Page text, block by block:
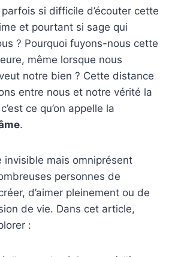
si difficile d’écouter cette
et pourtant si sage qui
? Pourquoi fuyons-nous cette
même lorsque nous
notre bien ? Cette distance
entre nous et notre vérité la
ce qu’on appelle la
.
invisible mais omniprésent
personnes de
d’aimer pleinement ou de
de vie. Dans cet article,
: